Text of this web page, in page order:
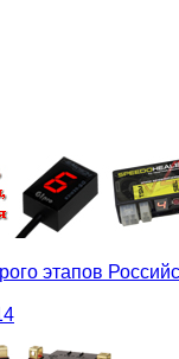
этапов